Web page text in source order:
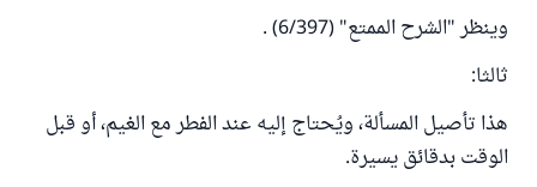
وينظر "الشرح الممتع" (6/397) .
ثالثا:
هذا تأصيل المسألة، ويُحتاج إليه عند الفطر مع الغيم، أو قبل
الوقت بدقائق يسيرة.